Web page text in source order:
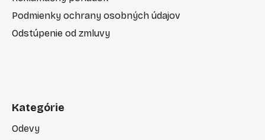
Podmienky ochrany osobných údajov
Odstúpenie od zmluvy
Kategórie
Odevy